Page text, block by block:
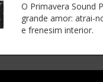
O Primavera Sound
grande amor: atrai-
e frenesim interior.